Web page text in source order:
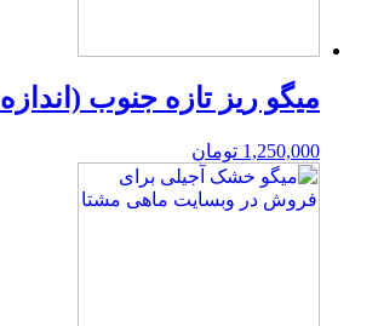
میگو ریز تازه جنوب (اندازه 60 به بالا)
1,250,000 تومان